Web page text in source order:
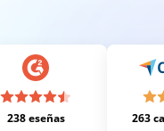
238 eseñas 263